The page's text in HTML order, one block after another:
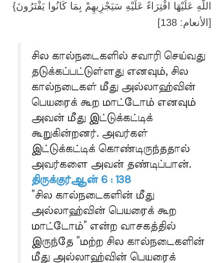
اللَّهِ عَلَيْهَا افْتِرَاءً عَلَيْهِ سَيَجْزِيهِمْ بِمَا كَانُوا يَفْتَرُونَ}
[الأنعام: 138]
சில கால்நடைகளில் சவாரி செய்வது
தடுக்கப்பட்டுள்ளது எனவும், சில
கால்நடைகள் மீது அல்லாஹ்வின்
பெயரைக் கூற மாட்டோம் எனவும்
அவன் மீது இட்டுக்கட்டிக்
கூறுகின்றனர். அவர்கள்
இட்டுக்கட்டிக் கொண்டிருந்ததால்
அவர்களை அவன் தண்டிப்பான்.
திருக்குர்ஆன் 6 : 138
”சில கால்நடைகளின் மீது
அல்லாஹ்வின் பெயரைக் கூற
மாட்டோம்” என்ற வாசகத்தில்
இருந்தே ”மற்ற சில கால்நடைகளின்
மீது அல்லாஹ்வின் பெயரைக்